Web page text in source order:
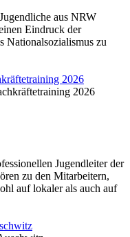
aus NRW
Eindruck der
Nationalsozialismus zu
2026
Jugendleiter der
zu den Mitarbeitern,
auf lokaler als auch auf